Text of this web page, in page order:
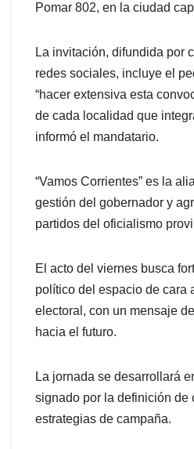
Pomar 802, en la ciudad
La invitación, difundida por
redes sociales, incluye el
“hacer extensiva esta
de cada localidad que
informó el mandatario.
“Vamos Corrientes” es la
gestión del gobernador y
partidos del oficialismo
El acto del viernes busca
político del espacio de cara
electoral, con un mensaje
hacia el futuro.
La jornada se desarrollará
signado por la definición de
estrategias de campaña.